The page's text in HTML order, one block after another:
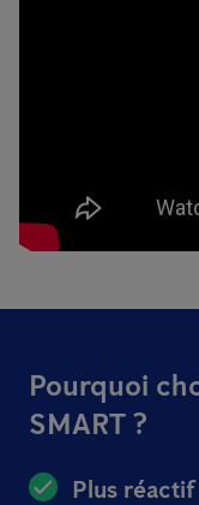
Pourquoi
SMART ?
Plus réactif